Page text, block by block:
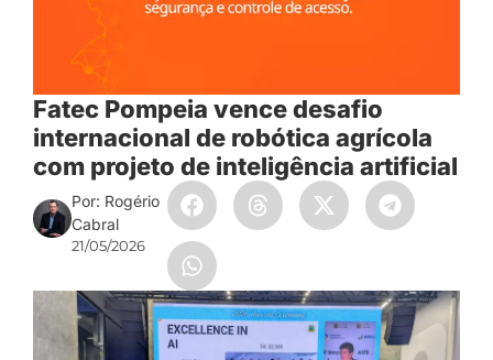
Fatec Pompeia vence desafio
internacional de robótica agrícola
com projeto de inteligência artificial
Por: Rogério
Cabral
21/05/2026